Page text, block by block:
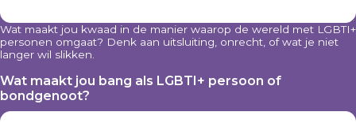
Wat maakt jou kwaad in de manier waarop de wereld met LGBTI+
personen omgaat? Denk aan uitsluiting, onrecht, of wat je niet
langer wil slikken.
Wat maakt jou bang als LGBTI+ persoon of
bondgenoot?